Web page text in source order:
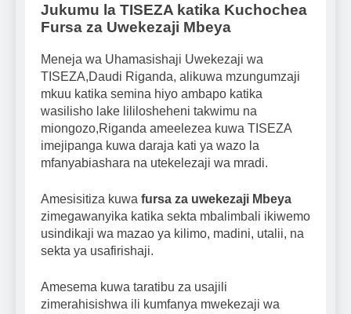
Jukumu la TISEZA katika Kuchochea
Fursa za Uwekezaji Mbeya
Meneja wa Uhamasishaji Uwekezaji wa
TISEZA,Daudi Riganda, alikuwa mzungumzaji
mkuu katika semina hiyo ambapo katika
wasilisho lake lililosheheni takwimu na
miongozo,Riganda ameelezea kuwa TISEZA
imejipanga kuwa daraja kati ya wazo la
mfanyabiashara na utekelezaji wa mradi.
Amesisitiza kuwa fursa za uwekezaji Mbeya
zimegawanyika katika sekta mbalimbali ikiwemo
usindikaji wa mazao ya kilimo, madini, utalii, na
sekta ya usafirishaji.
Amesema kuwa taratibu za usajili
zimerahisishwa ili kumfanya mwekezaji wa